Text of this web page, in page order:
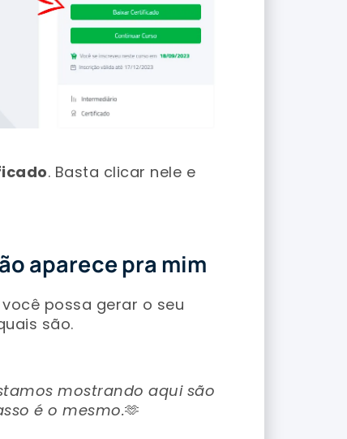
. Basta clicar nele e
aparece pra mim
possa gerar o seu
são.
mostrando aqui são
é o mesmo.🫶